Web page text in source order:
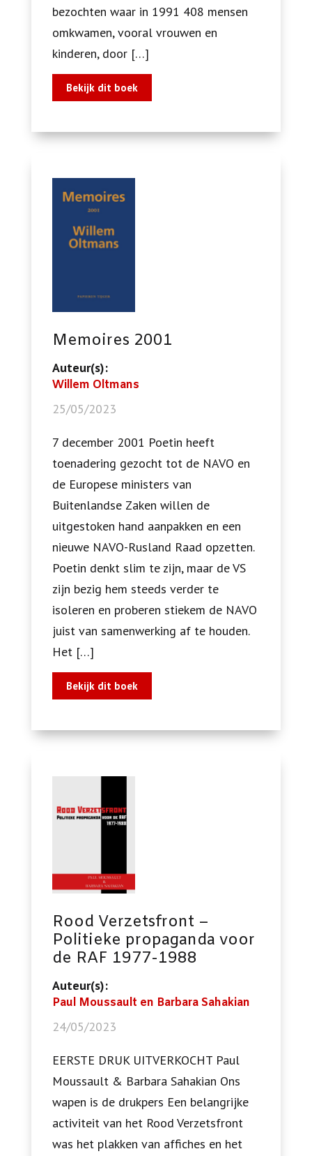
bezochten waar in 1991 408 mensen
omkwamen, vooral vrouwen en
kinderen, door […]
Bekijk dit boek
Memoires 2001
Auteur(s):
Willem Oltmans
25/05/2023
7 december 2001 Poetin heeft
toenadering gezocht tot de NAVO en
de Europese ministers van
Buitenlandse Zaken willen de
uitgestoken hand aanpakken en een
nieuwe NAVO-Rusland Raad opzetten.
Poetin denkt slim te zijn, maar de VS
zijn bezig hem steeds verder te
isoleren en proberen stiekem de NAVO
juist van samenwerking af te houden.
Het […]
Bekijk dit boek
Rood Verzetsfront –
Politieke propaganda voor
de RAF 1977-1988
Auteur(s):
Paul Moussault en Barbara Sahakian
24/05/2023
EERSTE DRUK UITVERKOCHT Paul
Moussault & Barbara Sahakian Ons
wapen is de drukpers Een belangrijke
activiteit van het Rood Verzetsfront
was het plakken van affiches en het